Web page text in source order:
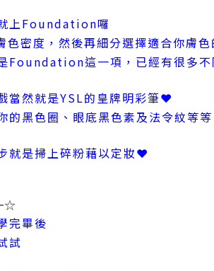
上Foundation囉
色密度，然後再細分選擇適合你膚
Foundation這一項，已經有很多不
當然就是YSL的皇牌明彩筆❤
的黑色圈、眼底黑色素及法令紋等等
就是掃上碎粉藉以定妝❤
完畢後
試